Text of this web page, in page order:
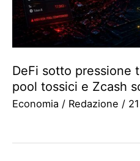
DeFi sotto pressione
pool tossici e Zcash
Economia / Redazione /